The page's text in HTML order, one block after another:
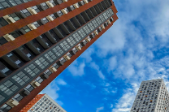
— По итогам этого
миллиона квадратных
2011 года в городе
квадратных метров, в
квадратных метров
своей странице вМАКС